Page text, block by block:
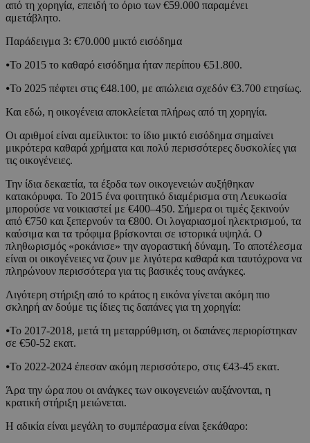
από τη χορηγία, επειδή το όριο των €59.000 παραμένει
αμετάβλητο.
Παράδειγμα 3: €70.000 μικτό εισόδημα
⦁Το 2015 το καθαρό εισόδημα ήταν περίπου €51.800.
⦁Το 2025 πέφτει στις €48.100, με απώλεια σχεδόν €3.700 ετησίως.
Και εδώ, η οικογένεια αποκλείεται πλήρως από τη χορηγία.
Οι αριθμοί είναι αμείλικτοι: το ίδιο μικτό εισόδημα σημαίνει
μικρότερα καθαρά χρήματα και πολύ περισσότερες δυσκολίες για
τις οικογένειες.
Την ίδια δεκαετία, τα έξοδα των οικογενειών αυξήθηκαν
κατακόρυφα. Το 2015 ένα φοιτητικό διαμέρισμα στη Λευκωσία
μπορούσε να νοικιαστεί με €400–450. Σήμερα οι τιμές ξεκινούν
από €750 και ξεπερνούν τα €800. Οι λογαριασμοί ηλεκτρισμού, τα
καύσιμα και τα τρόφιμα βρίσκονται σε ιστορικά υψηλά. Ο
πληθωρισμός «ροκάνισε» την αγοραστική δύναμη. Το αποτέλεσμα
είναι οι οικογένειες να ζουν με λιγότερα καθαρά και ταυτόχρονα να
πληρώνουν περισσότερα για τις βασικές τους ανάγκες.
Λιγότερη στήριξη από το κράτος η εικόνα γίνεται ακόμη πιο
σκληρή αν δούμε τις ίδιες τις δαπάνες για τη χορηγία:
⦁Το 2017-2018, μετά τη μεταρρύθμιση, οι δαπάνες περιορίστηκαν
σε €50-52 εκατ.
⦁Το 2022-2024 έπεσαν ακόμη περισσότερο, στις €43-45 εκατ.
Άρα την ώρα που οι ανάγκες των οικογενειών αυξάνονται, η
κρατική στήριξη μειώνεται.
Η αδικία είναι μεγάλη το συμπέρασμα είναι ξεκάθαρο: